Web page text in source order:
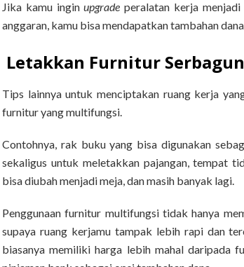
Jika kamu inginupgrade peralatan kerja
anggaran, kamu bisa mendapatkan tambahan
Letakkan Furnitur
Tips lainnya untuk menciptakan ruang kerja
furnitur yang multifungsi.
Contohnya, rak buku yang bisa digunakan
sekaligus untuk meletakkan pajangan, tempat
bisa diubah menjadi meja, dan masih banyak lagi.
Penggunaan furnitur multifungsi tidak hanya
supaya ruang kerjamu tampak lebih rapi dan
biasanya memiliki harga lebih mahal daripada